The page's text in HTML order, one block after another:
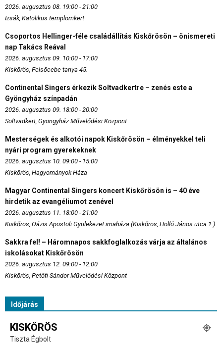
2026. augusztus 08. 19:00 - 21:00
Izsák, Katolikus templomkert
Csoportos Hellinger-féle családállítás Kiskőrösön – önismereti
nap Takács Reával
2026. augusztus 09. 10:00 - 17:00
Kiskőrös, Felsőcebe tanya 45.
Continental Singers érkezik Soltvadkertre – zenés este a
Gyöngyház színpadán
2026. augusztus 09. 18:00 - 20:00
Soltvadkert, Gyöngyház Művelődési Központ
Mesterségek és alkotói napok Kiskőrösön – élményekkel teli
nyári program gyerekeknek
2026. augusztus 10. 09:00 - 15:00
Kiskőrös, Hagyományok Háza
Magyar Continental Singers koncert Kiskőrösön is – 40 éve
hirdetik az evangéliumot zenével
2026. augusztus 11. 18:00 - 21:00
Kiskőrös, Oázis Apostoli Gyülekezet imaháza (Kiskőrös, Holló János utca 1.)
Sakkra fel! – Háromnapos sakkfoglalkozás várja az általános
iskolásokat Kiskőrösön
2026. augusztus 12. 09:00 - 12:00
Kiskőrös, Petőfi Sándor Művelődési Központ
Időjárás
KISKŐRÖS
Tiszta Égbolt